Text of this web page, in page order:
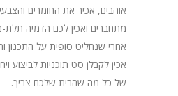
אוהבים, אכיר את החומרים
מתחברים ואכין לכם הדמיה
אחרי שנחליט סופית על התכנון
אכין לקבלן סט תוכניות לביצוע
של כל מה שהבית שלכם צריך.